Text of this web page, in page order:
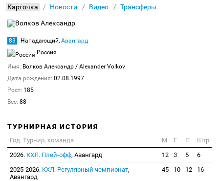
Карточка Новости Видео Трансферы
83 Нападающий, Авангард
Россия
Имя: Волков Александр / Alexander Volkov
Дата рождения: 02.08.1997
Рост: 185
Вес: 88
ТУРНИРНАЯ ИСТОРИЯ
Год. Турнир, команда М Г П
Штр
2026. КХЛ. Плей-офф, Авангард 12 3 5
6
2025-2026. КХЛ. Регулярный чемпионат,
Авангард
45 10 12 16